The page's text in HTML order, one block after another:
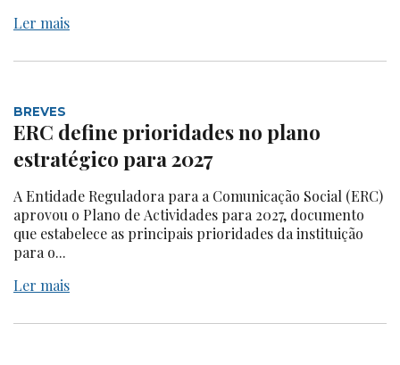
Ler mais
BREVES
ERC define prioridades no plano
estratégico para 2027
A Entidade Reguladora para a Comunicação Social (ERC)
aprovou o Plano de Actividades para 2027, documento
que estabelece as principais prioridades da instituição
para o...
Ler mais